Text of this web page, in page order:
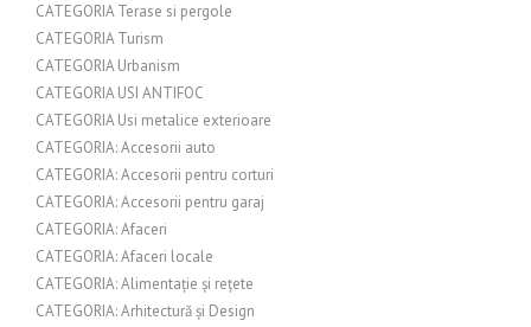
CATEGORIA Terase si pergole
CATEGORIA Turism
CATEGORIA Urbanism
CATEGORIA USI ANTIFOC
CATEGORIA Usi metalice exterioare
CATEGORIA: Accesorii auto
CATEGORIA: Accesorii pentru corturi
CATEGORIA: Accesorii pentru garaj
CATEGORIA: Afaceri
CATEGORIA: Afaceri locale
CATEGORIA: Alimentație și rețete
CATEGORIA: Arhitectură și Design